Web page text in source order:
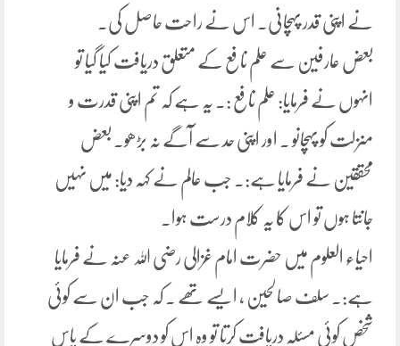
نے اپنی قدر پہچانی۔ اس نے راحت حاصل کی۔
بعض عارفین سے علم نافع کے متعلق دریافت کیا گیا تو
انہوں نے فرمایا: علم نافع :۔ یہ ہے کہ تم اپنی قدرت و
منزلت کو پہچانو ۔ اور اپنی حد سے آگے نہ بڑھو۔ بعض
محققین نے فرمایا ہے:۔ جب عالم نے کہہ دیا: میں نہیں
جانتا ہوں تو اس کا یہ کلام درست ہوا۔
احیاء العلوم میں حضرت امام غزالی رضی اللہ عنہ نے فرمایا
ہے:۔ سلف صالحین ، ایسے تھے ۔ کہ جب ان سے کوئی
شخص کوئی مسئلہ دریافت کرتا تو وہ اس کو دوسرے کے پاس